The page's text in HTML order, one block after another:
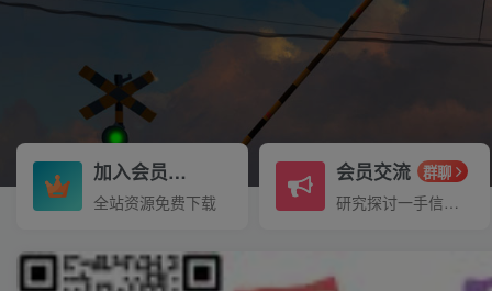
加入会员3.3折
全站资源免费下载
会员交流 群聊
研究探讨一手信息差